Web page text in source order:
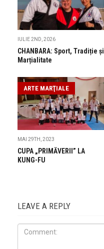
IULIE 2ND, 2026
CHANBARA: Sport, Tradiție și
Marțialitate
ARTE MARŢIALE
MAI 29TH, 2023
CUPA „PRIMĂVERII” LA
KUNG-FU
LEAVE A REPLY